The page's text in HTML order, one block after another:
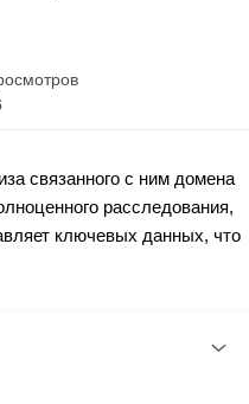
связанного с ним домена
расследования,
ключевых данных, что